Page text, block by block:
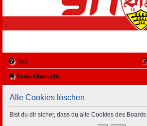
FAQ
Foren-Übersicht
Alle Cookies löschen
Bist du dir sicher, dass du alle Cookies des